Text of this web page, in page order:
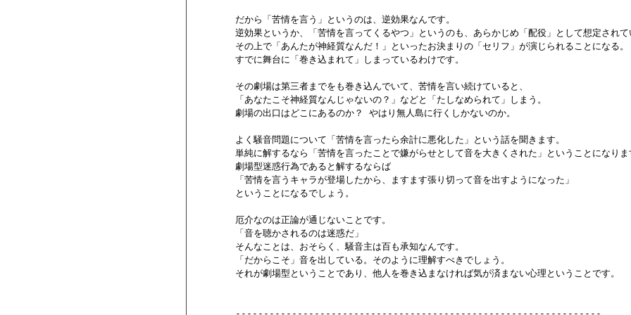
        だから「苦情を言う」というのは、逆効果なんです。
逆効果というか、「苦情を言ってくるやつ」というのも、あらかじめ「配役」として想定されて
        その上で「あんたが神経質なんだ！」といったお決まりの「セリフ」が演じられることになる。
        すでに舞台に「巻き込まれて」しまっているわけです。
        その劇場は第三者までをも巻き込んでいて、苦情を言い続けていると、
        「あなたこそ神経質なんじゃないの？」などと「たしなめられて」しまう。
        劇場の出口はどこにあるのか？ やはり無人島に行くしかないのか。
        よく騒音問題について「苦情を言ったら余計に悪化した」という話を聞きます。
単純に解するなら「苦情を言ったことで嫌がらせとして音を大きくされた」ということになりま
        劇場型迷惑行為であると解するならば
        「苦情を言うキャラが登場したから、ますます張り切って音を出すようになった」
        ということになるでしょう。
        厄介なのは正論が通じないことです。
        「音を聴かされるのは迷惑だ」
        そんなことは、おそらく、騒音主は百も承知なんです。
        「だからこそ」音を出している。そのように理解すべきでしょう。
        それが劇場型ということであり、他人を巻き込まなければ気が済まない心理ということです。